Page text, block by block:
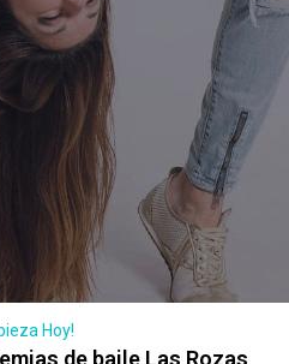
Hoy!
de baile Las Rozas